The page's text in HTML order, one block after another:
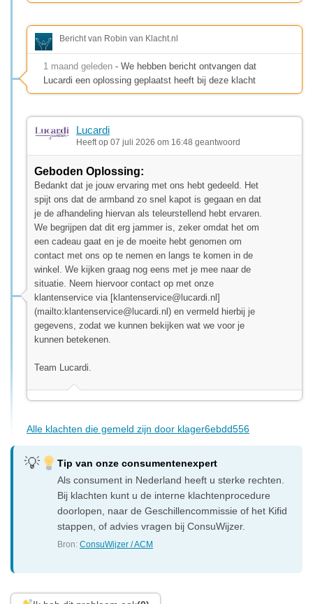
Bericht van Robin van Klacht.nl
1 maand geleden - We hebben bericht ontvangen dat
Lucardi een oplossing geplaatst heeft bij deze klacht
Lucardi
Heeft op 07 juli 2026 om 16:48 geantwoord
Geboden Oplossing:
Bedankt dat je jouw ervaring met ons hebt gedeeld. Het
spijt ons dat de armband zo snel kapot is gegaan en dat
je de afhandeling hiervan als teleurstellend hebt ervaren.
We begrijpen dat dit erg jammer is, zeker omdat het om
een cadeau gaat en je de moeite hebt genomen om
contact met ons op te nemen en langs te komen in de
winkel. We kijken graag nog eens met je mee naar de
situatie. Neem hiervoor contact op met onze
klantenservice via [klantenservice@lucardi.nl]
(mailto:klantenservice@lucardi.nl) en vermeld hierbij je
gegevens, zodat we kunnen bekijken wat we voor je
kunnen betekenen.
Team Lucardi.
Alle klachten die gemeld zijn door klager6ebdd556
Tip van onze consumentenexpert
Als consument in Nederland heeft u sterke rechten.
Bij klachten kunt u de interne klachtenprocedure
doorlopen, naar de Geschillencommissie of het Kifid
stappen, of advies vragen bij ConsuWijzer.
Bron:ConsuWijzer / ACM